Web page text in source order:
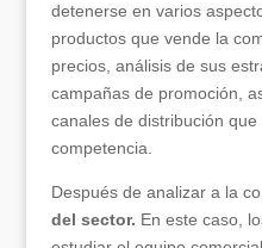
detenerse en varios
productos que vende la
precios, análisis de sus
campañas de promoción,
canales de distribución
competencia.
Después de analizar a la
del sector. En este caso,